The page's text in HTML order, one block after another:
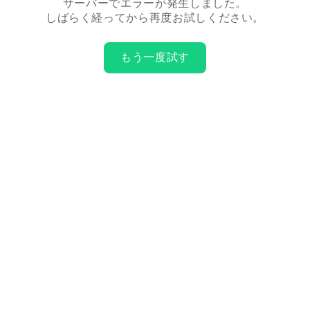
サーバーでエラーが発生しました。
しばらく経ってから再度お試しください。
もう一度試す